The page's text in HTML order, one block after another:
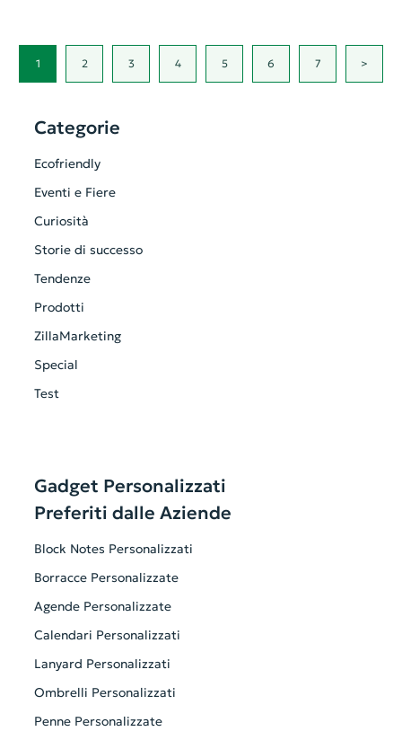
1 2 3 4 5 6 7 >
Categorie
Ecofriendly
Eventi e Fiere
Curiosità
Storie di successo
Tendenze
Prodotti
ZillaMarketing
Special
Test
Gadget Personalizzati
Preferiti dalle Aziende
Block Notes Personalizzati
Borracce Personalizzate
Agende Personalizzate
Calendari Personalizzati
Lanyard Personalizzati
Ombrelli Personalizzati
Penne Personalizzate